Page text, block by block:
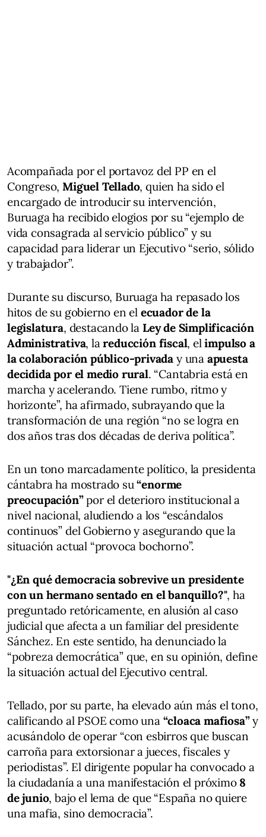
Acompañada por el portavoz del PP en el
Congreso, Miguel Tellado, quien ha sido el
encargado de introducir su intervención,
Buruaga ha recibido elogios por su “ejemplo de
vida consagrada al servicio público” y su
capacidad para liderar un Ejecutivo “serio, sólido
y trabajador”.
Durante su discurso, Buruaga ha repasado los
hitos de su gobierno en el ecuador de la
legislatura, destacando la Ley de Simplificación
Administrativa, lareducción fiscal, elimpulso a
la colaboración público-privada y una apuesta
decidida por el medio rural. “Cantabria está en
marcha y acelerando. Tiene rumbo, ritmo y
horizonte”, ha afirmado, subrayando que la
transformación de una región “no se logra en
dos años tras dos décadas de deriva política”.
En un tono marcadamente político, la presidenta
cántabra ha mostrado su“enorme
preocupación”por el deterioro institucional a
nivel nacional, aludiendo a los “escándalos
continuos” del Gobierno y asegurando que la
situación actual “provoca bochorno”.
"¿En qué democracia sobrevive un presidente
con un hermano sentado en el banquillo?", ha
preguntado retóricamente, en alusión al caso
judicial que afecta a un familiar del presidente
Sánchez. En este sentido, ha denunciado la
“pobreza democrática” que, en su opinión, define
la situación actual del Ejecutivo central.
Tellado, por su parte, ha elevado aún más el tono,
calificando al PSOE como una “cloaca mafiosa”y
acusándolo de operar “con esbirros que buscan
carroña para extorsionar a jueces, fiscales y
periodistas”. El dirigente popular ha convocado a
la ciudadanía a una manifestación el próximo 8
de junio, bajo el lema de que “España no quiere
una mafia, sino democracia”.